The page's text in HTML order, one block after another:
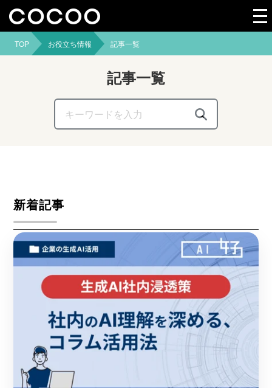
TOP お役立ち情報 記事一覧
記事一覧
これは、自動候補機能付きの検索フィールドです
新着記事